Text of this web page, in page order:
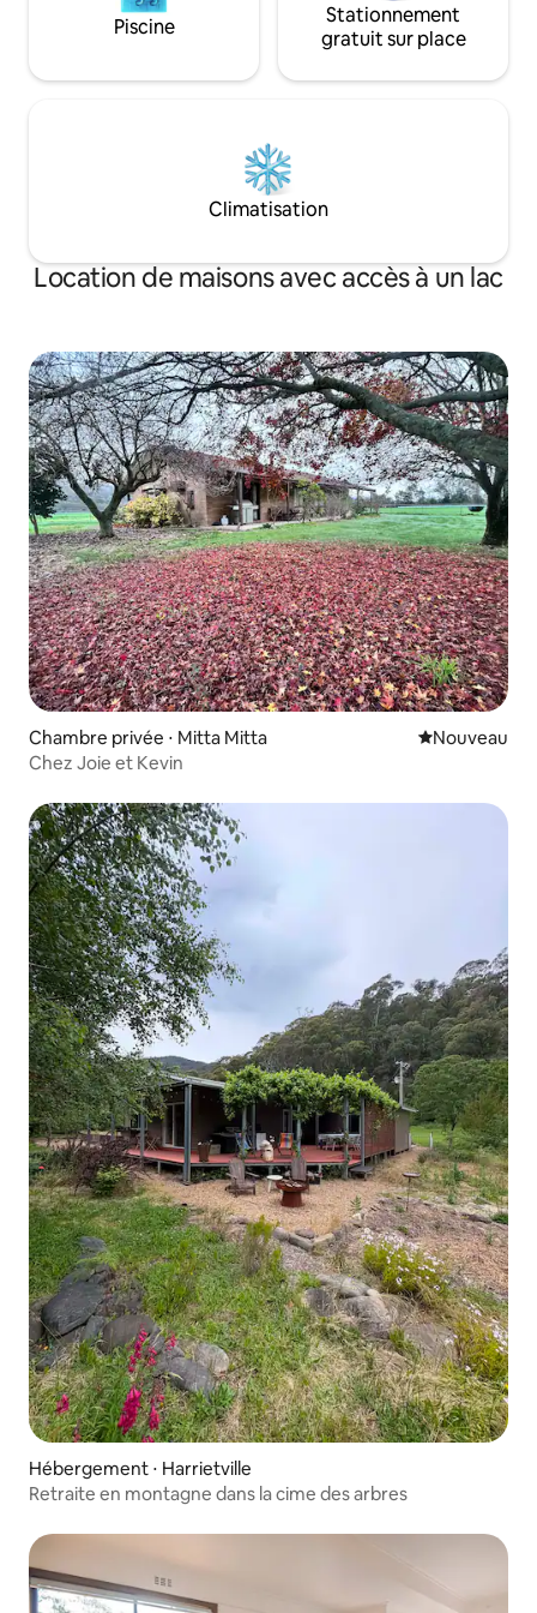
Piscine
Stationnement
gratuit sur place
Climatisation
Location de maisons avec accès à un lac
Chambre privée ⋅ Mitta Mitta Nouvel
Nouveau
Chez Joie et Kevin
Hébergement ⋅ Harrietville
Retraite en montagne dans la cime des arbres